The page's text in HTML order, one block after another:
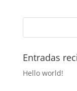
Entradas
Hello world!